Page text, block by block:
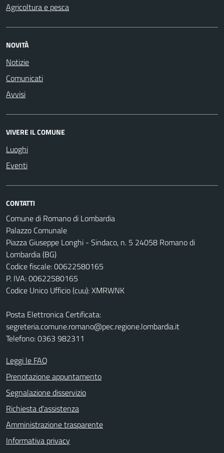
Agricoltura e pesca
NOVITÀ
Notizie
Comunicati
Avvisi
VIVERE IL COMUNE
Luoghi
Eventi
CONTATTI
Comune di Romano di Lombardia
Palazzo Comunale
Piazza Giuseppe Longhi - Sindaco, n. 5 24058 Romano di
Lombardia (BG)
Codice fiscale: 00622580165
P. IVA: 00622580165
Codice Unico Ufficio (cuu): XMRWNK
Posta Elettronica Certificata:
segreteria.comune.romano@pec.regione.lombardia.it
Telefono: 0363 982311
Leggi le FAQ
Prenotazione appuntamento
Segnalazione disservizio
Richiesta d'assistenza
Amministrazione trasparente
Informativa privacy